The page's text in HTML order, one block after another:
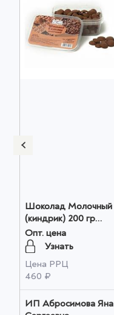
Шоколад Молочный
(киндрик) 200 гр
оптом
Опт. цена
Узнать
Цена РРЦ
460 ₽
ИП Абросимова Яна